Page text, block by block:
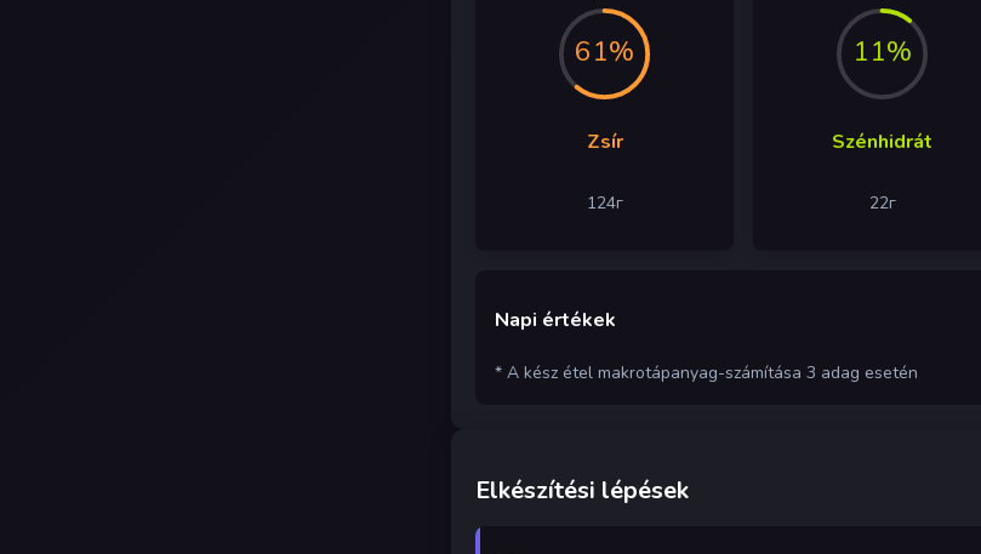
61%
Zsír
124г
11%
Szénhidrát
22г
Napi értékek
* A kész étel makrotápanyag-számítása 3 adag esetén
Elkészítési lépések